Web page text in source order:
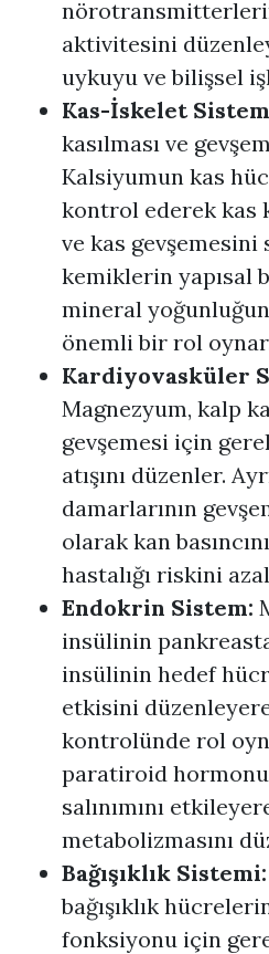
nörotransmitterlerin
aktivitesini
uykuyu ve bilişsel
Kas-İskelet
kasılması ve
Kalsiyumun kas
kontrol ederek kas
ve kas gevşemesini
kemiklerin yapısal
mineral
önemli bir rol
Kardiyovasküler
Magnezyum, kalp
gevşemesi için
atışını düzenler.
damarlarının
olarak kan
hastalığı riskini
Endokrin Sistem:
insülinin
insülinin hedef
etkisini
kontrolünde rol
paratiroid
salınımını
metabolizmasını
Bağışıklık Sistemi:
bağışıklık
fonksiyonu için